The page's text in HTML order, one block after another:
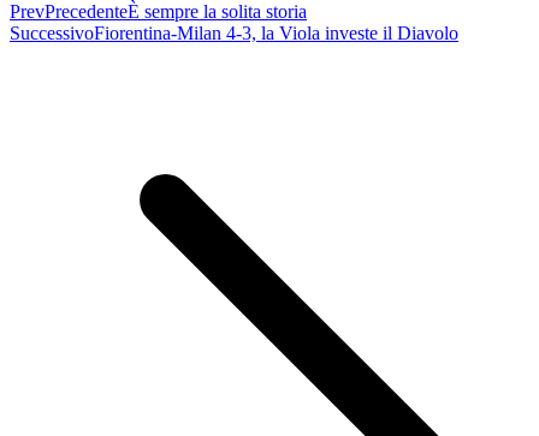
PrevPrecedenteÈ sempre la solita storia
SuccessivoFiorentina-Milan 4-3, la Viola investe il Diavolo